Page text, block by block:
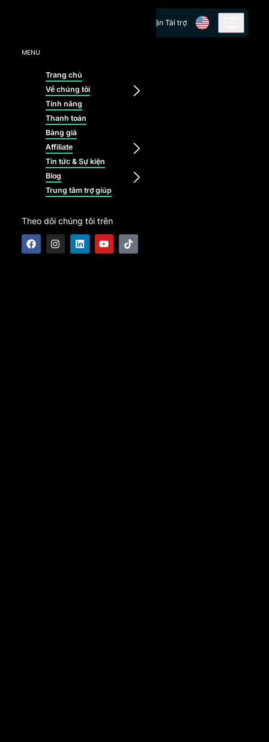
MENU
Trang chủ
Về chúng tôi
Tính năng
Thanh toán
Bảng giá
Affiliate
Tin tức & Sự kiện
Blog
Trung tâm trợ giúp
Theo dõi chúng tôi trên
Nhận Tài trợ